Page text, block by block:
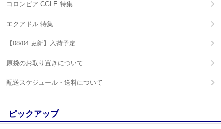
コロンビア CGLE 特集
エクアドル 特集
【08/04 更新】入荷予定
原袋のお取り置きについて
配送スケジュール・送料について
ピックアップ